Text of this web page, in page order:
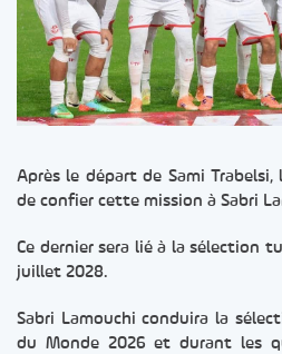
Après le départ de Sami
de confier cette mission à Sabri
Ce dernier sera lié à la sélection
juillet 2028.
Sabri Lamouchi conduira la
du Monde 2026 et durant les